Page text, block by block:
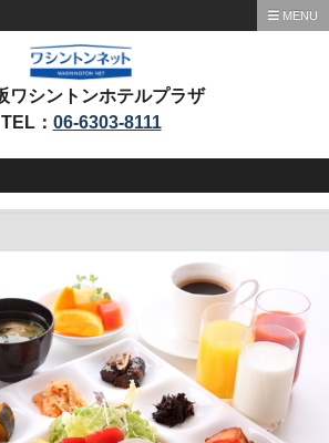
MENU
ワシントンホテルプラザ
TEL： 06-6303-8111